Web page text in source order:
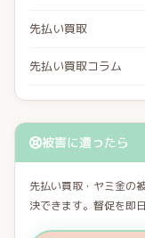
先払い買取
先払い買取コラム
被害に遭ったら
先払い買取・ヤミ金の
決できます。督促を即